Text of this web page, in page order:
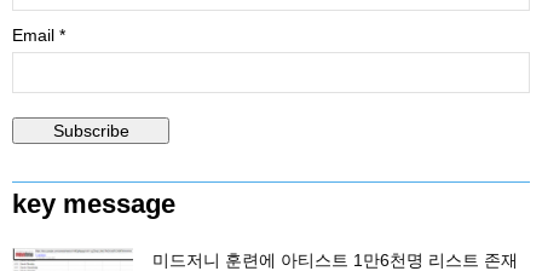
Email *
key message
미드저니 훈련에 아티스트 1만6천명 리스트 존재